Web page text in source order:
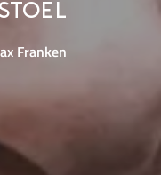
Franken